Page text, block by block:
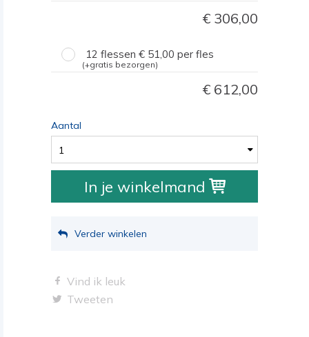
306,00
12 flessen 51,00 per fles
(+gratis bezorgen)
612,00
Aantal
1
In je winkelmand
Verder winkelen
Vind ik leuk
Tweeten